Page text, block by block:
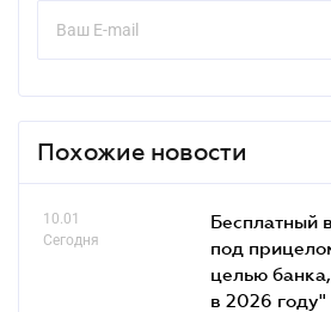
Похожие новости
10.01
Сегодня
Бесплатный
под
целью
в 2026 году"